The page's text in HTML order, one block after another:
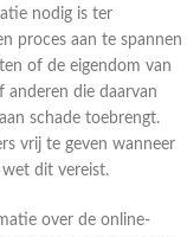
nodig is ter
proces aan te spannen
of de eigendom van
anderen die daarvan
schade toebrengt.
vrij te geven wanneer
dit vereist.
over de online-